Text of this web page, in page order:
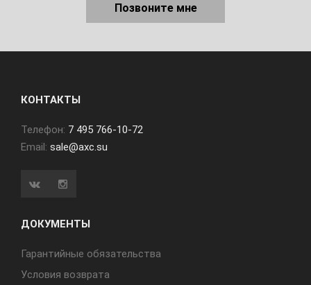
Позвоните мне
КОНТАКТЫ
Телефон: 7 495 766-10-72
Email: sale@axc.su
ДОКУМЕНТЫ
Гарантийные обязательства
Условия возврата